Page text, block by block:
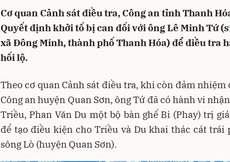
Cơ quan Cảnh sát điều tra, Công an tỉnh Thanh
Quyết định khởi tố bị can đối với ông Lê Minh Tứ
xã Đông Minh, thành phố Thanh Hóa) để điều tra
hối lộ.
Theo cơ quan Cảnh sát điều tra, khi còn đảm
Công an huyện Quan Sơn, ông Tứ đã có hành vi
Triều, Phan Văn Du một bộ bàn ghế Bi (Phay) trị
để tạo điều kiện cho Triều và Du khai thác cát trái
sông Lò (huyện Quan Sơn).